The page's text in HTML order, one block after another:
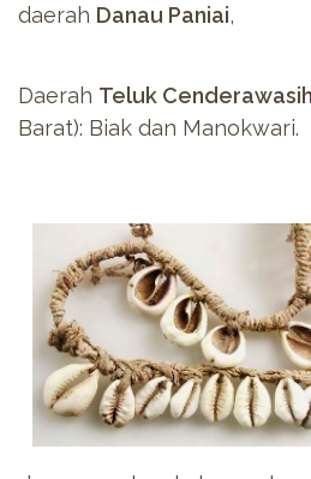
daerah Danau Paniai,
Daerah Teluk Cenderawasih
Barat): Biak dan Manokwari.